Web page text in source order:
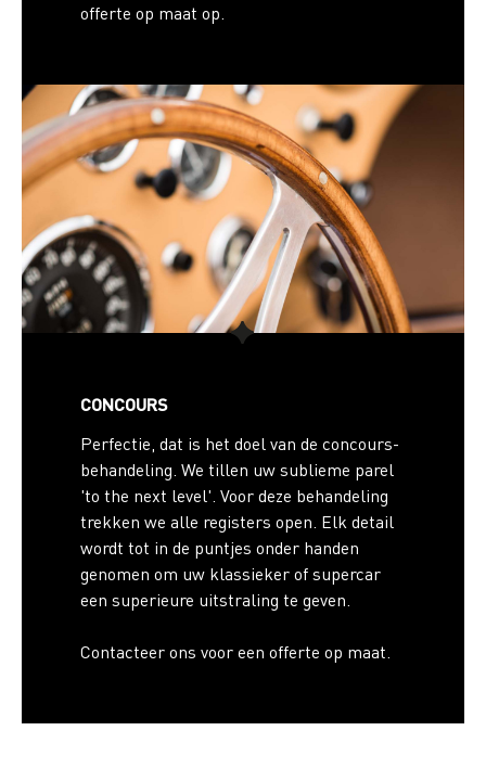
offerte op maat op.
CONCOURS
Perfectie, dat is het doel van de concours-
behandeling. We tillen uw sublieme parel
'to the next level'. Voor deze behandeling
trekken we alle registers open. Elk detail
wordt tot in de puntjes onder handen
genomen om uw klassieker of supercar
een superieure uitstraling te geven.
Contacteer ons voor een offerte op maat.